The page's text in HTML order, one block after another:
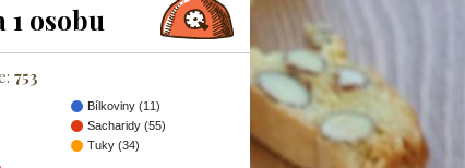
1 osobu
753
Bílkoviny (11)
Sacharidy (55)
Tuky (34)